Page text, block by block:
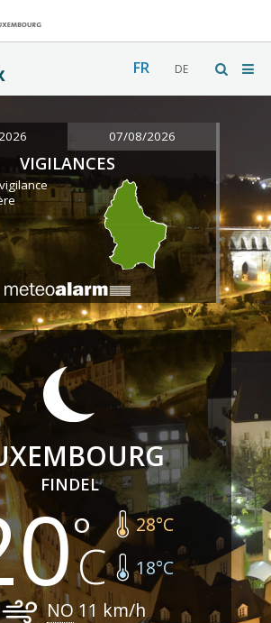
FR DE
07/08/2026
VIGILANCES
FINDEL
28°C
18°C
NO 11 km/h